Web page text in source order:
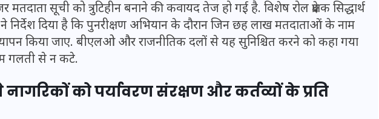
सूची को त्रुटिहीन बनाने की कवायद तेज हो गई है. विशेष रोल प्रेक्षक सिद्धार्थ
निर्देश दिया है कि पुनरीक्षण अभियान के दौरान जिन छह लाख मतदाताओं के नाम
किया जाए. बीएलओ और राजनीतिक दलों से यह सुनिश्चित करने को कहा गया
गलती से न कटे.
को पर्यावरण संरक्षण और कर्तव्यों के प्रति
बिजली-पंखे
देख भावुक
यहीं
जिस कमरे में बिना बिजली-पंखे
हुए बृजभूषण सिंह, कहा-यहीं
तपकर बना सोना